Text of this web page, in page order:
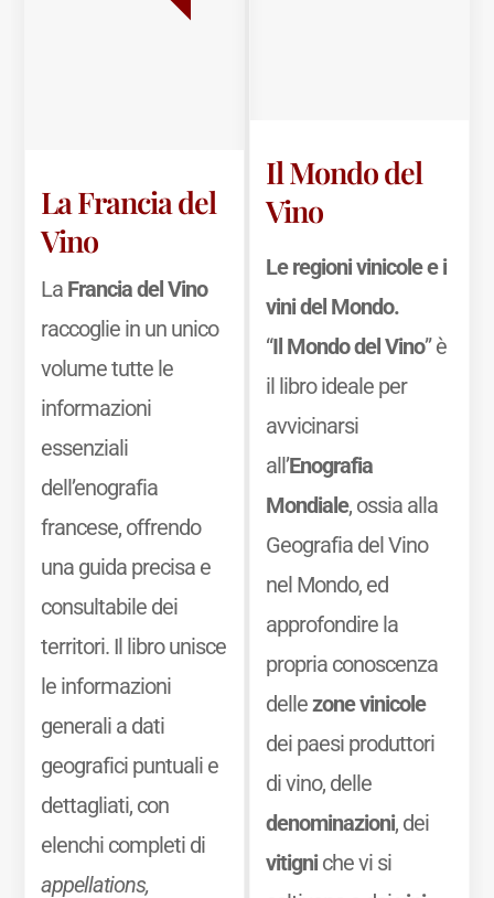
La Francia del
Vino
La Francia del Vino
raccoglie in un unico
volume tutte le
informazioni
essenziali
dell’enografia
francese, offrendo
una guida precisa e
consultabile dei
territori. Il libro unisce
le informazioni
generali a dati
geografici puntuali e
dettagliati, con
elenchi completi di
appellations,
Il Mondo del
Vino
Le regioni vinicole e i
vini del Mondo.
“Il Mondo del Vino” è
il libro ideale per
avvicinarsi
all’Enografia
Mondiale, ossia alla
Geografia del Vino
nel Mondo, ed
approfondire la
propria conoscenza
dellezone vinicole
dei paesi produttori
di vino, delle
denominazioni, dei
vitigniche vi si